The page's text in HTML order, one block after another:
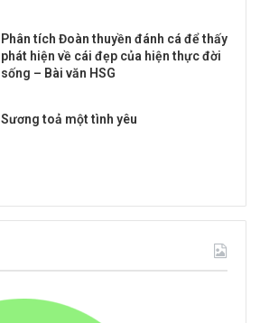
Phân tích Đoàn thuyền đánh cá để thấy
phát hiện về cái đẹp của hiện thực đời
sống – Bài văn HSG
Sương toả một tình yêu